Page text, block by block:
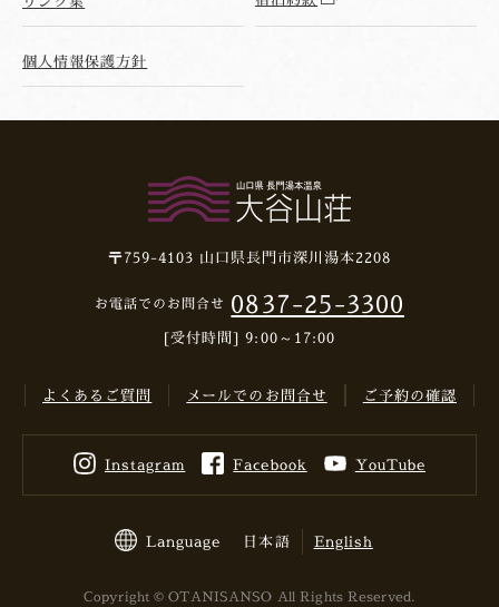
個人情報保護方針
〒759-4103 山口県長門市深川湯本2208
お電話でのお問合せ 0837-25-3300
[受付時間] 9:00～17:00
よくあるご質問 メールでのお問合せ ご予約の確認
Instagram Facebook YouTube
Language English
日本語
Copyright © OTANISANSO All Rights Reserved.